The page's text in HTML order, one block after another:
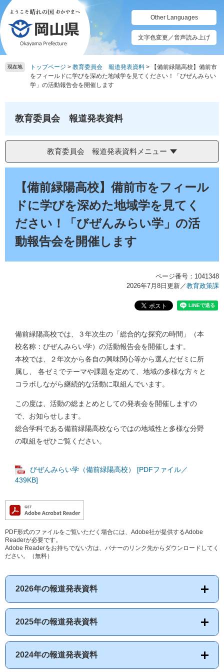
ペ
ー
ジ
の
先
頭
メ
ニ
ュ
ー
を
飛
Other Languages
文字色変更／音声読み上げ
現在地 トップページ > 教育委員会 報道発表資料 >
【備前緑陽高校】備前市
をフィールドに学びを深めた地域学を見てください！「びぜんみらい
学」の活動報告会を開催します
教育委員会 報道発表資料
教育委員会 報道発表資料メニュー
【備前緑陽高校】備前市をフィール
ドに学びを深めた地域学を見てく
ださい！「びぜんみらい学」の活
動報告会を開催します
ページ番号：1041348
2026年7月8日更新／教育政策課
備前緑陽高校では、３年次生の「総合的な探究の時間」（本
校名称：びぜんみらい学）の活動報告会を開催します。
本校では、２年次から各自の興味関心等から選んだゼミに所
属し、 各ゼミでテーマや課題を定めて、地域の多様な方々と
コラボしながら継続的な活動に取組んでいます。
この度は、活動の総まとめとしての発表会を開催しますの
で、お知らせします。
総合学科である備前緑陽高校ならではの地域性と多様な分野
の取組をぜひご覧ください。
びぜんみらい学（備前緑陽高校） [PDFファイル／
439KB]
PDF形式のファイルをご覧いただく場合には、Adobe社が提供するAdobe
Readerが必要です。
Adobe Readerをお持ちでない方は、バナーのリンク先からダウンロードしてく
ださい。（無料）
2026年の報道発表資料
2025年の報道発表資料
2024年の報道発表資料